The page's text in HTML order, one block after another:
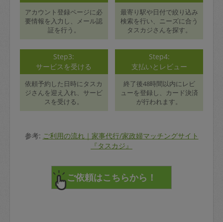
アカウント登録ページに必
要情報を入力し、メール認
証を行う。
最寄り駅や日付で絞り込み
検索を行い、ニーズに合う
タスカジさんを探す。
Step3:
サービスを受ける
依頼予約した日時にタスカ
ジさんを迎え入れ、サービ
スを受ける。
Step4:
支払いとレビュー
終了後48時間以内にレビ
ューを登録し、カード決済
が行われます。
参考: ご利用の流れ｜家事代行/家政婦マッチングサイト
『タスカジ』